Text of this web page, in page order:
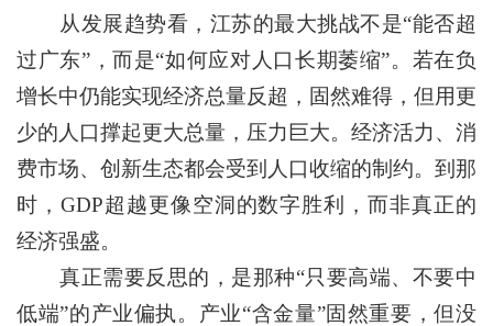
从发展趋势看，江苏的最大挑战不是“能否超
过广东”，而是“如何应对人口长期萎缩”。若在负
增长中仍能实现经济总量反超，固然难得，但用更
少的人口撑起更大总量，压力巨大。经济活力、消
费市场、创新生态都会受到人口收缩的制约。到那
时，GDP超越更像空洞的数字胜利，而非真正的
经济强盛。
真正需要反思的，是那种“只要高端、不要中
低端”的产业偏执。产业“含金量”固然重要，但没